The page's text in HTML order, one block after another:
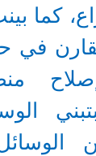
كما
بتبني